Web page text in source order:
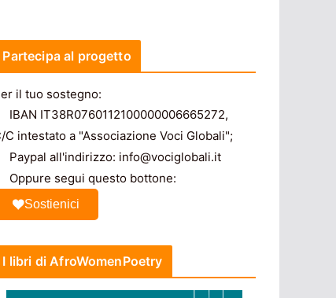
Partecipa al progetto
il tuo sostegno:
IBAN IT38R0760112100000006665272,
C intestato a "Associazione Voci Globali";
Paypal all'indirizzo: info@vociglobali.it
Oppure segui questo bottone:
Sostienici
I libri di AfroWomenPoetry